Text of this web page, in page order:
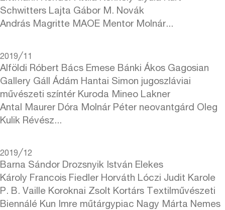
Schwitters Lajta Gábor M. Novák
András Magritte MAOE Mentor Molnár...
2019╱11
Alföldi Róbert Bács Emese Bánki Ákos Gagosian
Gallery Gáll Ádám Hantai Simon jugoszláviai
művészeti színtér Kuroda Mineo Lakner
Antal Maurer Dóra Molnár Péter neovantgárd Oleg
Kulik Révész...
2019╱12
Barna Sándor Drozsnyik István Elekes
Károly Francois Fiedler Horváth Lóczi Judit Karole
P. B. Vaille Koroknai Zsolt Kortárs Textilművészeti
Biennálé Kun Imre műtárgypiac Nagy Márta Nemes